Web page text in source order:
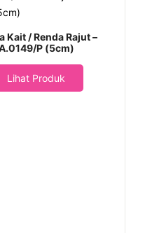
Kait / Renda Rajut –
P (5cm)
Lihat Produk